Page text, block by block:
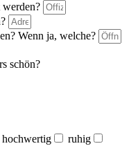
Wenn ja, welche?
schön?
hochwertig
ruhig